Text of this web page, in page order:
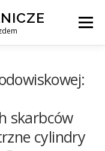
Menu
NASZE USŁUGI
skarbców
cylindry